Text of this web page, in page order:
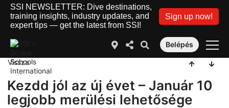
SSI NEWSLETTER: Dive destinations,
training insights, industry updates, and
expert tips — get the latest from SSI!
Sign up now!
Belépés
Vissza
Kezdd jól az új évet – Január 10
legjobb merülési lehetősége